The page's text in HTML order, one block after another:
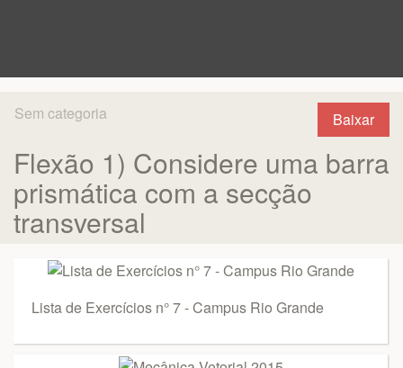
Baixar
Sem categoria
Flexão 1) Considere uma barra
prismática com a secção
transversal
Lista de Exercícios n° 7 - Campus Rio Grande